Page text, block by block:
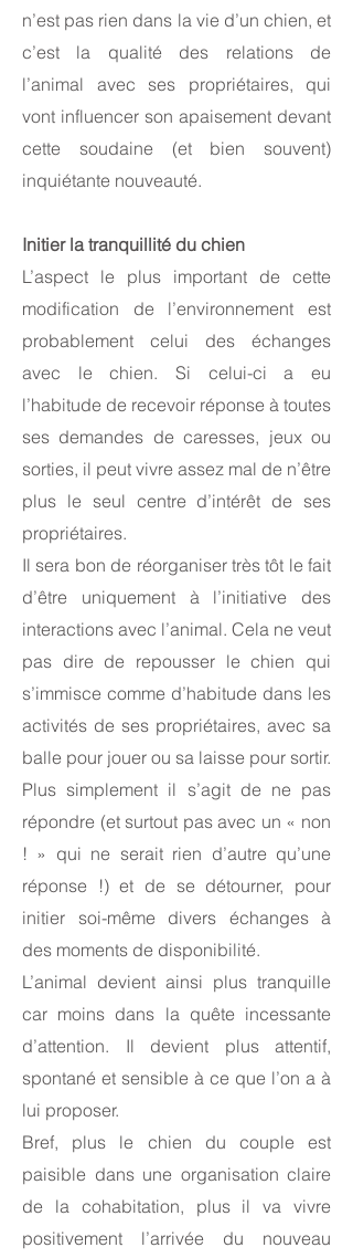
n’est pas rien dans la vie d’un chien, et
c’est la qualité des relations de
l’animal avec ses propriétaires, qui
vont influencer son apaisement devant
cette soudaine (et bien souvent)
inquiétante nouveauté.
Initier la tranquillité du chien
L’aspect le plus important de cette
modification de l’environnement est
probablement celui des échanges
avec le chien. Si celui-ci a eu
l’habitude de recevoir réponse à toutes
ses demandes de caresses, jeux ou
sorties, il peut vivre assez mal de n’être
plus le seul centre d’intérêt de ses
propriétaires.
Il sera bon de réorganiser très tôt le fait
d’être uniquement à l’initiative des
interactions avec l’animal. Cela ne veut
pas dire de repousser le chien qui
s’immisce comme d’habitude dans les
activités de ses propriétaires, avec sa
balle pour jouer ou sa laisse pour sortir.
Plus simplement il s’agit de ne pas
répondre (et surtout pas avec un « non
! » qui ne serait rien d’autre qu’une
réponse !) et de se détourner, pour
initier soi-même divers échanges à
des moments de disponibilité.
L’animal devient ainsi plus tranquille
car moins dans la quête incessante
d’attention. Il devient plus attentif,
spontané et sensible à ce que l’on a à
lui proposer.
Bref, plus le chien du couple est
paisible dans une organisation claire
de la cohabitation, plus il va vivre
positivement l’arrivée du nouveau